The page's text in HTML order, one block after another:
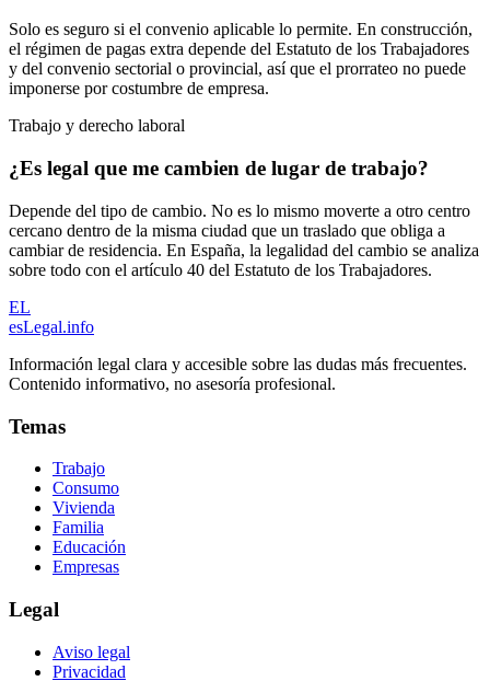
Solo es seguro si el convenio aplicable lo permite. En construcción,
el régimen de pagas extra depende del Estatuto de los Trabajadores
y del convenio sectorial o provincial, así que el prorrateo no puede
imponerse por costumbre de empresa.
Trabajo y derecho laboral
¿Es legal que me cambien de lugar de trabajo?
Depende del tipo de cambio. No es lo mismo moverte a otro centro
cercano dentro de la misma ciudad que un traslado que obliga a
cambiar de residencia. En España, la legalidad del cambio se analiza
sobre todo con el artículo 40 del Estatuto de los Trabajadores.
EL
esLegal.info
Información legal clara y accesible sobre las dudas más frecuentes.
Contenido informativo, no asesoría profesional.
Temas
Trabajo
Consumo
Vivienda
Familia
Educación
Empresas
Legal
Aviso legal
Privacidad